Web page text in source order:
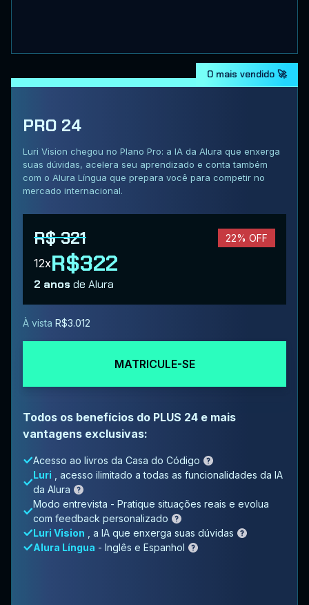
O mais vendido 🚀
PRO 24
Luri Vision chegou no Plano Pro: a IA da Alura que enxerga
suas dúvidas, acelera seu aprendizado e conta também
com o Alura Língua que prepara você para competir no
mercado internacional.
R$ 321 22% OFF
12xR$322
2 anosde Alura
À vista R$3.012
MATRICULE-SE
Todos os benefícios do PLUS 24 e mais
vantagens exclusivas:
Acesso ao livros da Casa do Código
Luri , acesso ilimitado a todas as funcionalidades da IA
da Alura
Modo entrevista - Pratique situações reais e evolua
com feedback personalizado
Luri Vision , a IA que enxerga suas dúvidas
Alura Língua - Inglês e Espanhol